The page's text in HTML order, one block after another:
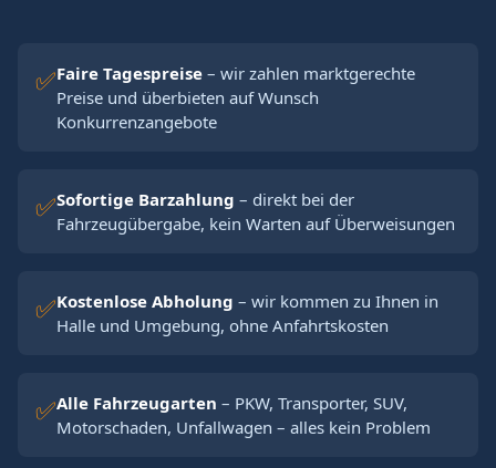
✅Faire Tagespreise – wir zahlen marktgerechte
Preise und überbieten auf Wunsch
Konkurrenzangebote
✅Sofortige Barzahlung – direkt bei der
Fahrzeugübergabe, kein Warten auf Überweisungen
✅Kostenlose Abholung – wir kommen zu Ihnen in
Halle und Umgebung, ohne Anfahrtskosten
✅Alle Fahrzeugarten – PKW, Transporter, SUV,
Motorschaden, Unfallwagen – alles kein Problem